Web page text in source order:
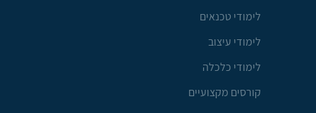
לימודי טכנאים
לימודי עיצוב
לימודי כלכלה
קורסים מקצועיים